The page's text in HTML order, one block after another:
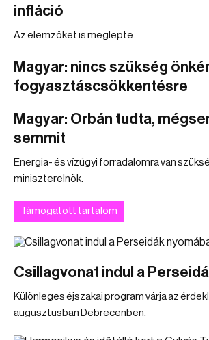
infláció
Az elemzőket is meglepte.
Magyar: nincs szükség
fogyasztáscsökkentésre
Magyar: Orbán tudta,
semmit
Energia- és vízügyi forradalomra van
miniszterelnök.
Támogatott tartalom
Csillagvonat indul a
Különleges éjszakai program várja az
augusztusban Debrecenben.